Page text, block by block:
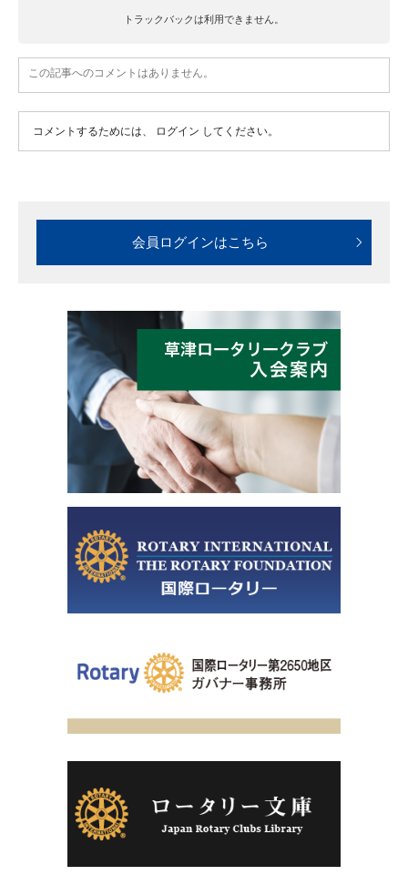
トラックバックは利用できません。
この記事へのコメントはありません。
コメントするためには、 ログイン してください。
会員ログインはこちら